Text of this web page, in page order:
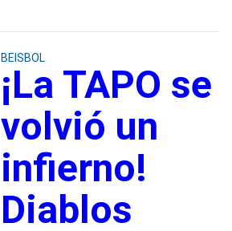
BEISBOL
¡La TAPO se
volvió un
infierno!
Diablos